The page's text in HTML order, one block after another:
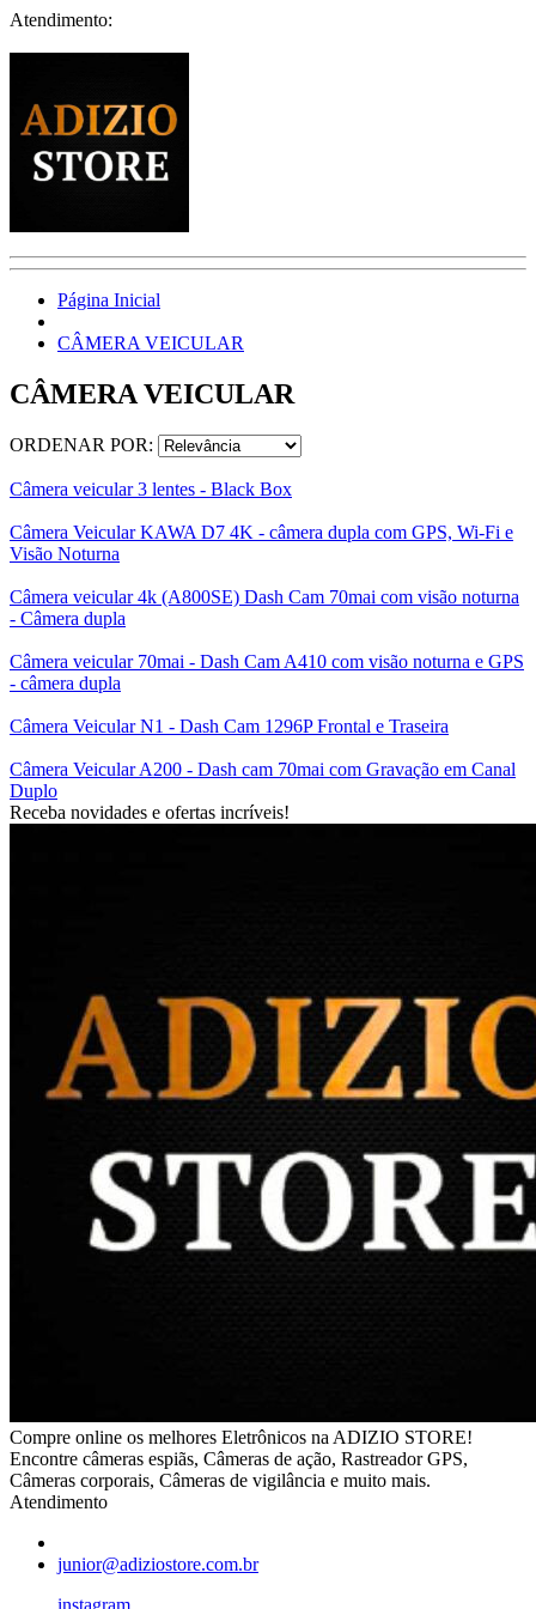
Atendimento:
Página Inicial
CÂMERA VEICULAR
CÂMERA VEICULAR
ORDENAR POR:
Câmera veicular 3 lentes - Black Box
Câmera Veicular KAWA D7 4K - câmera dupla com GPS, Wi-Fi e
Visão Noturna
Câmera veicular 4k (A800SE) Dash Cam 70mai com visão noturna
- Câmera dupla
Câmera veicular 70mai - Dash Cam A410 com visão noturna e GPS
- câmera dupla
Câmera Veicular N1 - Dash Cam 1296P Frontal e Traseira
Câmera Veicular A200 - Dash cam 70mai com Gravação em Canal
Duplo
Receba novidades e ofertas incríveis!
Compre online os melhores Eletrônicos na ADIZIO STORE!
Encontre câmeras espiãs, Câmeras de ação, Rastreador GPS,
Câmeras corporais, Câmeras de vigilância e muito mais.
Atendimento
junior@adiziostore.com.br
instagram